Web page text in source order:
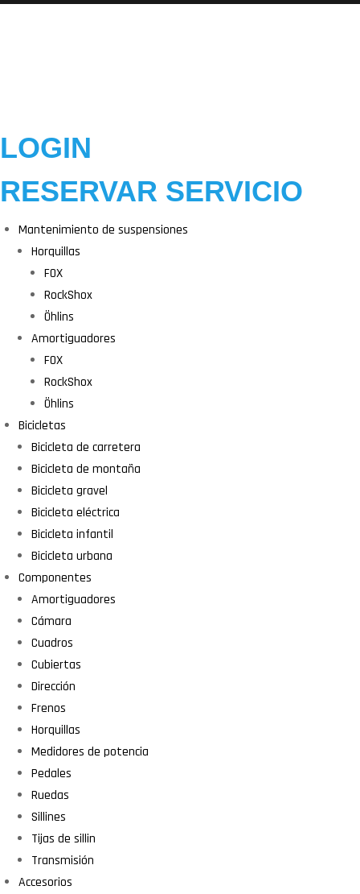
LOGIN
RESERVAR SERVICIO
Mantenimiento de suspensiones
Horquillas
FOX
RockShox
Öhlins
Amortiguadores
FOX
RockShox
Öhlins
Bicicletas
Bicicleta de carretera
Bicicleta de montaña
Bicicleta gravel
Bicicleta eléctrica
Bicicleta infantil
Bicicleta urbana
Componentes
Amortiguadores
Cámara
Cuadros
Cubiertas
Dirección
Frenos
Horquillas
Medidores de potencia
Pedales
Ruedas
Sillines
Tijas de sillin
Transmisión
Accesorios